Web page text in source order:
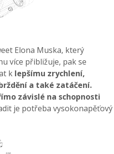
Elona Muska, který
více přibližuje, pak se
k lepšímu zrychlení,
a také zatáčení.
závislé na schopnosti
je potřeba vysokonapěťový